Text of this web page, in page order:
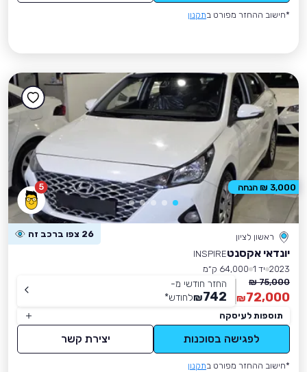
*חישוב ההחזר מפורט בתקנון
5
ראשון לציון 26 צפו ברכב זה
יונדאי אקסנטINSPIRE
2023 יד 1
64,000 ק״מ
75,000 ₪
72,000
₪
החזר חודשי מ-
742
₪לחודש*
תוספות לעיסקה
לפגישה בסוכנות יצירת קשר
*חישוב ההחזר מפורט בתקנון
3,000 ₪ הנחה